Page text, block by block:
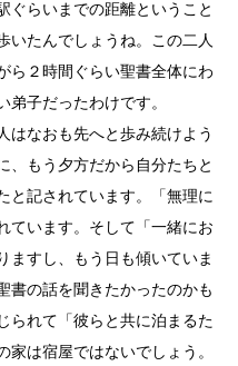
ぐらいまでの距離ということ
いたんでしょうね。この二人
ら２時間ぐらい聖書全体にわ
子だったわけです。
なおも先へと歩み続けよう
、もう夕方だから自分たちと
と記されています。「無理に
ています。そして「一緒にお
ますし、もう日も傾いていま
書の話を聞きたかったのかも
られて「彼らと共に泊まるた
は宿屋ではないでしょう。